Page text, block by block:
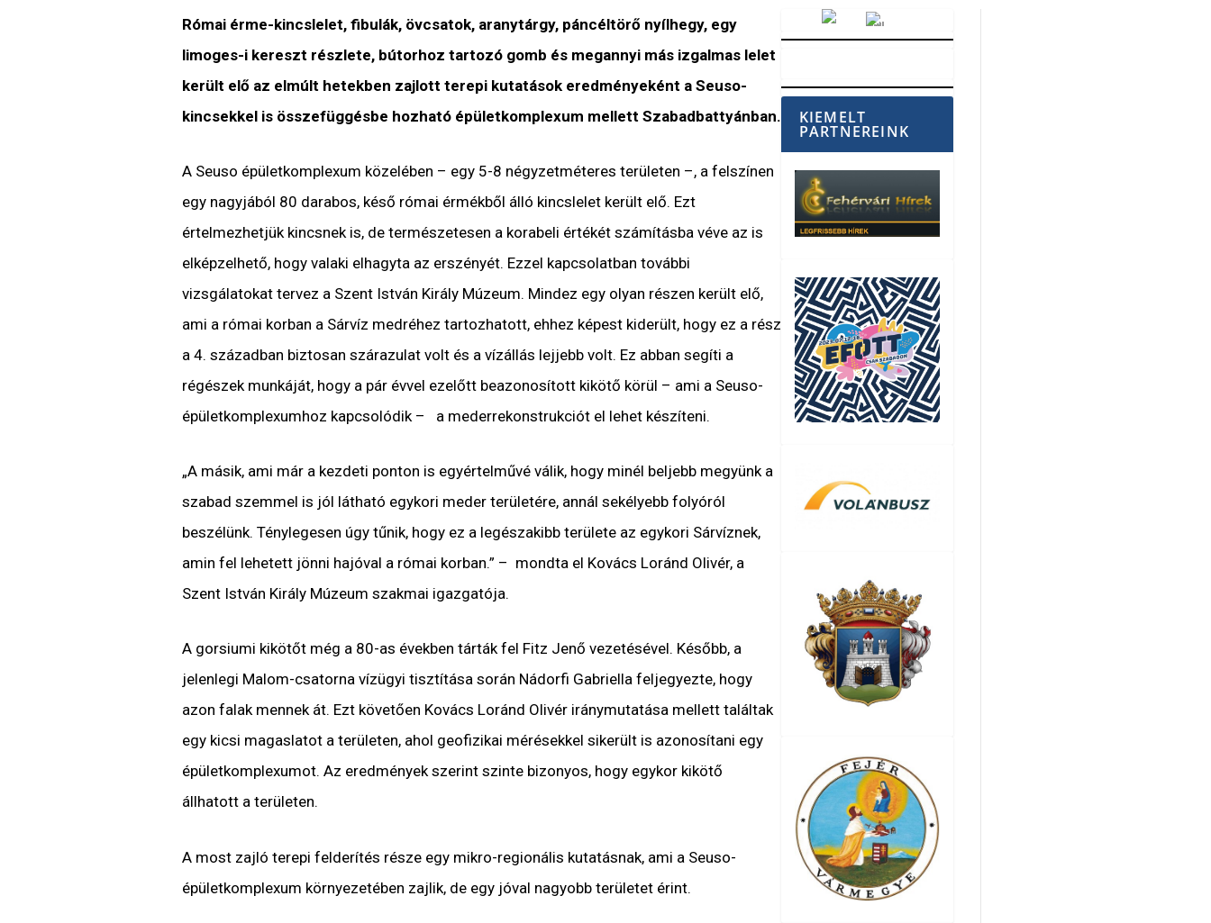
Római érme-kincslelet, fibulák, övcsatok, aranytárgy, páncéltörő nyílhegy, egy
limoges-i kereszt részlete, bútorhoz tartozó gomb és megannyi más izgalmas lelet
került elő az elmúlt hetekben zajlott terepi kutatások eredményeként a Seuso-
kincsekkel is összefüggésbe hozható épületkomplexum mellett Szabadbattyánban.
A Seuso épületkomplexum közelében – egy 5-8 négyzetméteres területen –, a felszínen
egy nagyjából 80 darabos, késő római érmékből álló kincslelet került elő. Ezt
értelmezhetjük kincsnek is, de természetesen a korabeli értékét számításba véve az is
elképzelhető, hogy valaki elhagyta az erszényét. Ezzel kapcsolatban további
vizsgálatokat tervez a Szent István Király Múzeum. Mindez egy olyan részen került elő,
ami a római korban a Sárvíz medréhez tartozhatott, ehhez képest kiderült, hogy ez a rész
a 4. században biztosan szárazulat volt és a vízállás lejjebb volt. Ez abban segíti a
régészek munkáját, hogy a pár évvel ezelőtt beazonosított kikötő körül – ami a Seuso-
épületkomplexumhoz kapcsolódik – a mederrekonstrukciót el lehet készíteni.
„A másik, ami már a kezdeti ponton is egyértelművé válik, hogy minél beljebb megyünk a
szabad szemmel is jól látható egykori meder területére, annál sekélyebb folyóról
beszélünk. Ténylegesen úgy tűnik, hogy ez a legészakibb területe az egykori Sárvíznek,
amin fel lehetett jönni hajóval a római korban.” – mondta el Kovács Loránd Olivér, a
Szent István Király Múzeum szakmai igazgatója.
A gorsiumi kikötőt még a 80-as években tárták fel Fitz Jenő vezetésével. Később, a
jelenlegi Malom-csatorna vízügyi tisztítása során Nádorfi Gabriella feljegyezte, hogy
azon falak mennek át. Ezt követően Kovács Loránd Olivér iránymutatása mellett találtak
egy kicsi magaslatot a területen, ahol geofizikai mérésekkel sikerült is azonosítani egy
épületkomplexumot. Az eredmények szerint szinte bizonyos, hogy egykor kikötő
állhatott a területen.
A most zajló terepi felderítés része egy mikro-regionális kutatásnak, ami a Seuso-
épületkomplexum környezetében zajlik, de egy jóval nagyobb területet érint.
KIEMELT
PARTNEREINK